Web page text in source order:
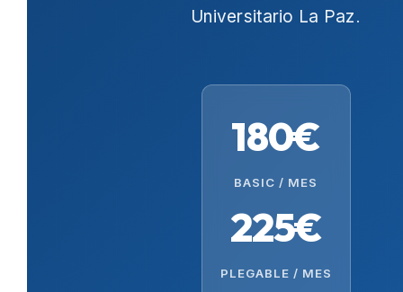
Universitario La Paz.
180€
BASIC / MES
225€
PLEGABLE / MES